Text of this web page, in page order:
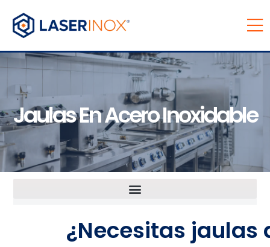
Jaulas En Acero Inoxidable
¿Necesitas jaulas